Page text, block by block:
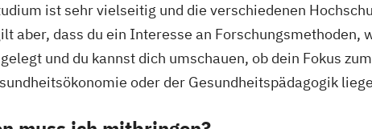
ist sehr vielseitig und die verschiedenen
aber, dass du ein Interesse an
und du kannst dich umschauen, ob dein Fokus
oder der Gesundheitspädagogik